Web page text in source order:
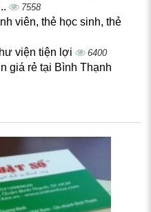
7558
viên, thẻ học sinh, thẻ
viện tiện lợi 6400
giá rẻ tại Bình Thạnh